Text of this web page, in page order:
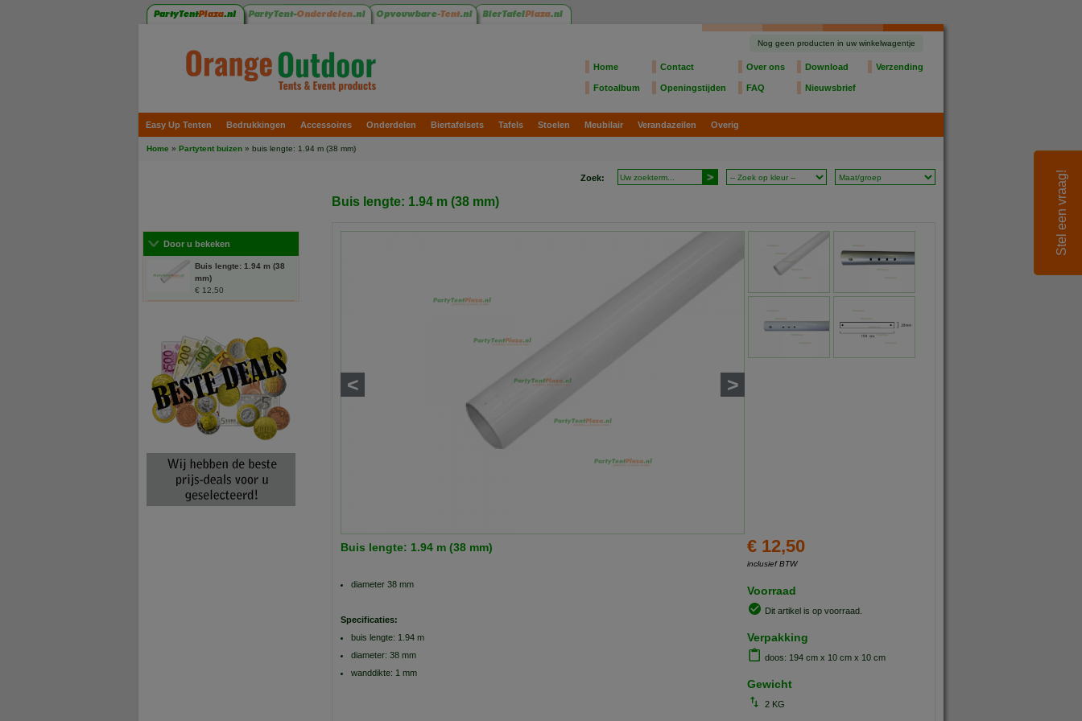
Nog geen producten in uw winkelwagentje
Home Contact Over ons Download Verzending
Fotoalbum Openingstijden FAQ Nieuwsbrief
Easy Up Tenten Bedrukkingen Accessoires Onderdelen Biertafelsets Tafels Stoelen Meubilair Verandazeilen Overig
Home » Partytent buizen » buis lengte: 1.94 m (38 mm)
Zoek:
Door u bekeken
Buis lengte: 1.94 m (38
mm)
€ 12,50
Buis lengte: 1.94 m (38 mm)
< >
€ 12,50
inclusief BTW
Voorraad
Dit artikel is op voorraad.
Verpakking
doos: 194 cm x 10 cm x 10 cm
Gewicht
2 KG
Buis lengte: 1.94 m (38 mm)
diameter 38 mm
Specificaties:
buis lengte: 1.94 m
diameter: 38 mm
wanddikte: 1 mm
Stel een vraag!